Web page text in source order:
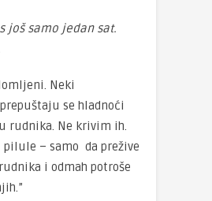
još samo jedan sat.
Neki
se hladnoći
rudnika. Ne krivim ih.
– samo da prežive
i odmah potroše